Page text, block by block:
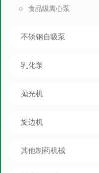
食品级离心泵
不锈钢自吸泵
乳化泵
抛光机
旋边机
其他制药机械